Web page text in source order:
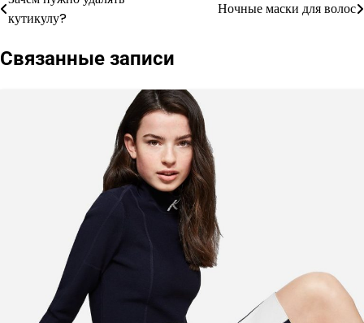
по
записям
кутикулу?
Ночные маски для волос
Связанные записи